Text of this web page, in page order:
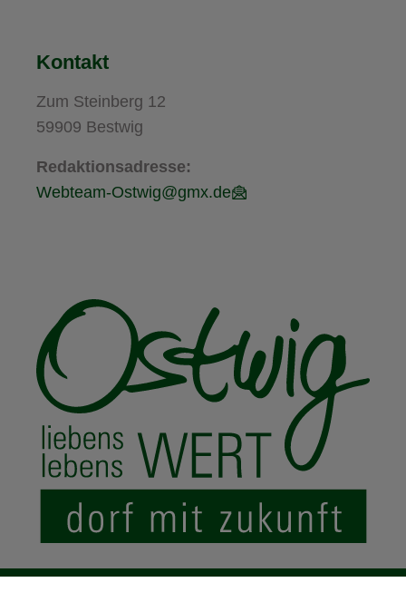
Kontakt
Zum Steinberg 12
59909 Bestwig
Redaktionsadresse:
Webteam-Ostwig@gmx.de